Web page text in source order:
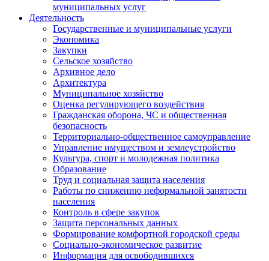
муниципальных услуг
Деятельность
Государственные и муниципальные услуги
Экономика
Закупки
Сельское хозяйство
Архивное дело
Архитектура
Муниципальное хозяйство
Оценка регулирующего воздействия
Гражданская оборона, ЧС и общественная
безопасность
Территориально-общественное самоуправление
Управление имуществом и землеустройство
Культура, спорт и молодежная политика
Образование
Труд и социальная защита населения
Работы по снижению неформальной занятости
населения
Контроль в сфере закупок
Защита персональных данных
Формирование комфортной городской среды
Социально-экономическое развитие
Информация для освободившихся